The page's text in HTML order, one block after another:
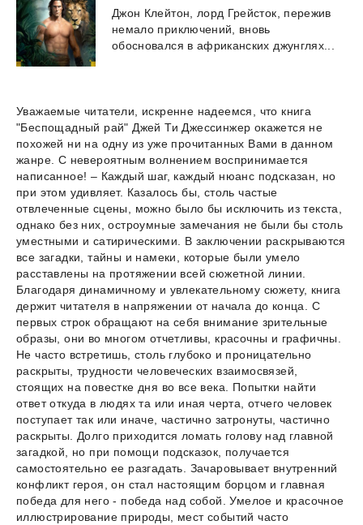
Джон Клейтон, лорд Грейсток,
пережив
немало приключений,
вновь
обосновался в африканских джунглях...
Уважаемые читатели, искренне надеемся, что книга
"Беспощадный рай" Джей Ти Джессинжер окажется не
похожей ни на одну из уже прочитанных Вами в данном
жанре. С невероятным волнением воспринимается
написанное! – Каждый шаг, каждый нюанс подсказан, но
при этом удивляет. Казалось бы, столь частые
отвлеченные сцены, можно было бы исключить из текста,
однако без них, остроумные замечания не были бы столь
уместными и сатирическими. В заключении раскрываются
все загадки, тайны и намеки, которые были умело
расставлены на протяжении всей сюжетной линии.
Благодаря динамичному и увлекательному сюжету, книга
держит читателя в напряжении от начала до конца. С
первых строк обращают на себя внимание зрительные
образы, они во многом отчетливы, красочны и графичны.
Не часто встретишь, столь глубоко и проницательно
раскрыты, трудности человеческих взаимосвязей,
стоящих на повестке дня во все века. Попытки найти
ответ откуда в людях та или иная черта, отчего человек
поступает так или иначе, частично затронуты, частично
раскрыты. Долго приходится ломать голову над главной
загадкой, но при помощи подсказок, получается
самостоятельно ее разгадать. Зачаровывает внутренний
конфликт героя, он стал настоящим борцом и главная
победа для него - победа над собой. Умелое и красочное
иллюстрирование природы, мест событий часто